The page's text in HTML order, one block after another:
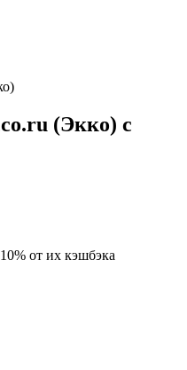
(Экко) с
от их кэшбэка